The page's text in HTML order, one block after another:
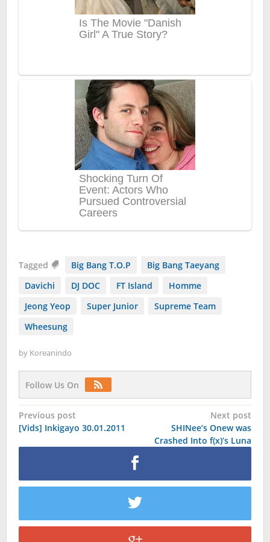
Tagged Big Bang T.O.P
Big Bang Taeyang
Davichi
DJ DOC FT Island
Homme
Jeong Yeop
Super Junior
Supreme Team
Wheesung
by Koreanindo
Follow Us On
Post
navigation
Previous post
[Vids] Inkigayo 30.01.2011
Next post
SHINee’s Onew was
Crashed Into f(x)’s Luna